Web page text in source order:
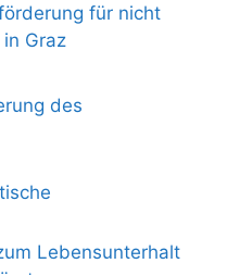
für nicht
Graz
des
Lebensunterhalt